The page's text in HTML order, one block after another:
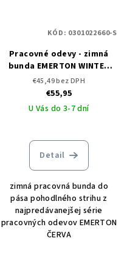
Pracovné odevy - zimná
bunda EMERTON WINTER
PILOT ČERVA
€45,49 bez DPH
€55,95
U Vás do 3-7 dní
Detail
zimná pracovná bunda do
pása pohodlného strihu z
najpredávanejšej série
pracovných odevov EMERTON
ČERVA
KÓD: 0301022660-S